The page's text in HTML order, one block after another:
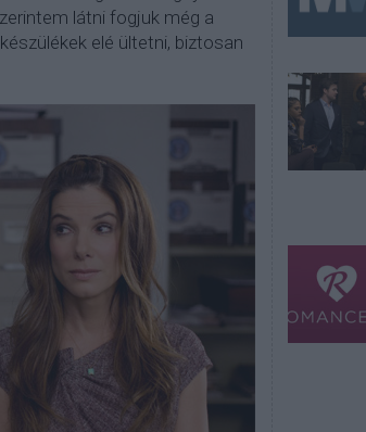
látni fogjuk még a
elé ültetni, biztosan